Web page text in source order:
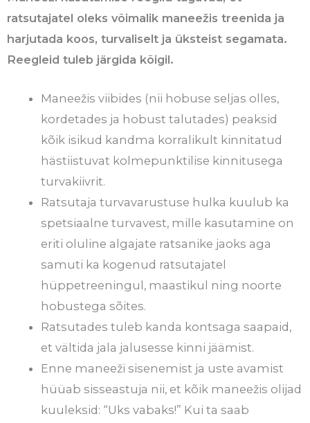
ratsutajatel oleks võimalik maneežis treenida ja
harjutada koos, turvaliselt ja üksteist segamata.
Reegleid tuleb järgida kõigil.
Maneežis viibides (nii hobuse seljas olles,
kordetades ja hobust talutades) peaksid
kõik isikud kandma korralikult kinnitatud
hästiistuvat kolmepunktilise kinnitusega
turvakiivrit.
Ratsutaja turvavarustuse hulka kuulub ka
spetsiaalne turvavest, mille kasutamine on
eriti oluline algajate ratsanike jaoks aga
samuti ka kogenud ratsutajatel
hüppetreeningul, maastikul ning noorte
hobustega sõites.
Ratsutades tuleb kanda kontsaga saapaid,
et vältida jala jalusesse kinni jäämist.
Enne maneeži sisenemist ja uste avamist
hüüab sisseastuja nii, et kõik maneežis olijad
kuuleksid: “Uks vabaks!” Kui ta saab